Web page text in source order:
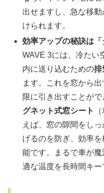
出せますし、急な移
けられます。
効率アップの秘訣は「
WAVE 3には、冷たい
内に送り込むための排
ます。これを窓から
限に引き出すことが
グネット式窓シート
えば、窓の隙間をし
げるのを防ぎ、効率
能です。まるで車が
適な温度を長時間キー